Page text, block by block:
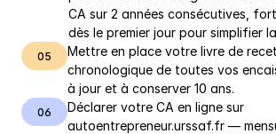
CA sur 2 années consécutives,
dès le premier jour pour simplifier
05
Mettre en place votre livre de
chronologique de toutes vos
à jour et à conserver 10 ans.
06
Déclarer votre CA en ligne sur
autoentrepreneur.urssaf.fr —